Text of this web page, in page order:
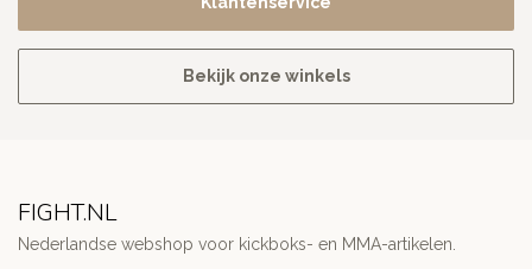
Bekijk onze winkels
FIGHT.NL
Nederlandse webshop voor kickboks- en MMA-artikelen.